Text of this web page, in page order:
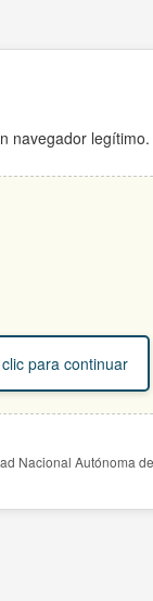
navegador legítimo.
para continuar
Nacional Autónoma